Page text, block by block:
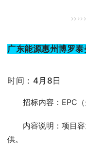
广东能源惠州博罗
时间：4月8日
招标内容：EPC
内容说明：项目
供。